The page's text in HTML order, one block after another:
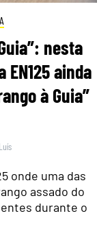
nesta
ainda
à Guia”
onde uma das
assado do
durante o